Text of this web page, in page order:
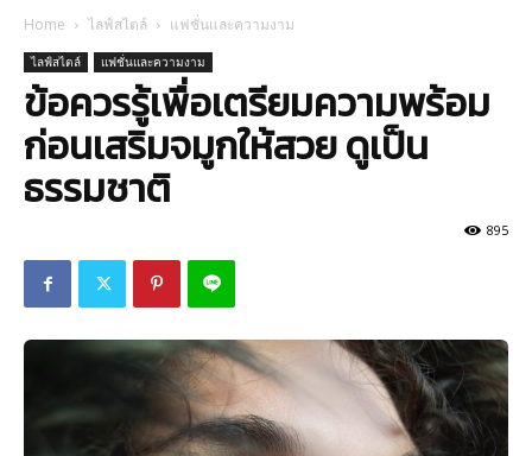
Home ไลฟ์สไตล์ แฟชั่นและความงาม
ไลฟ์สไตล์ แฟชั่นและความงาม
ข้อควรรู้เพื่อเตรียมความพร้อม
ก่อนเสริมจมูกให้สวย ดูเป็น
ธรรมชาติ
895